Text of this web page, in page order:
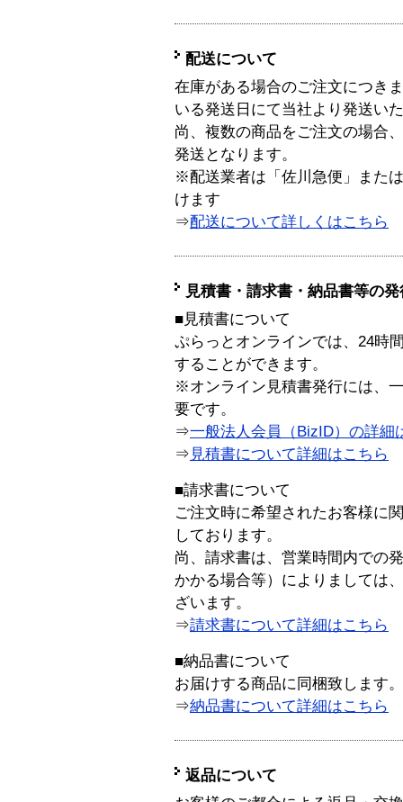
配送について
在庫がある場合のご注文につき
いる発送日にて当社より発送い
尚、複数の商品をご注文の場合
発送となります。
※配送業者は「佐川急便」また
けます
⇒配送について詳しくはこちら
見積書・請求書・納品書等の
■見積書について
ぷらっとオンラインでは、24時
することができます。
※オンライン見積書発行には、
要です。
⇒一般法人会員（BizID）の詳細
⇒ 見積書について詳細はこちら
■請求書について
ご注文時に希望されたお客様に
しております。
尚、請求書は、営業時間内での
かかる場合等）によりましては
ざいます。
⇒請求書について詳細はこちら
■納品書について
お届けする商品に同梱致します。
⇒納品書について詳細はこちら
返品について